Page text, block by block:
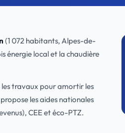
(1 072 habitants, Alpes-de-
énergie local et la chaudière
les travaux pour amortir les
les aides nationales
CEE et éco-PTZ.